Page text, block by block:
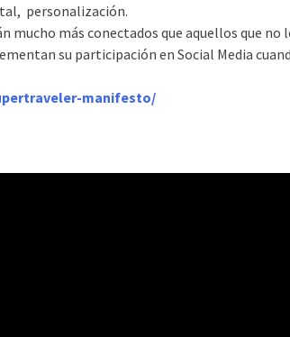
personalización.
mucho más conectados que aquellos que no
su participación en Social Media
manifesto/